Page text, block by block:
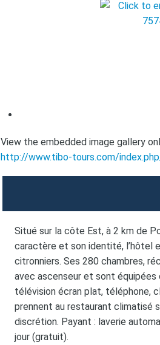
View the embedded image gallery
http://www.tibo-tours.com/
Situé sur la côte Est, à 2 km de
caractère et son identité, l’hôtel
citronniers. Ses 280 chambres,
avec ascenseur et sont équipées
télévision écran plat, téléphone,
prennent au restaurant climatisé
discrétion. Payant : laverie
jour (gratuit).